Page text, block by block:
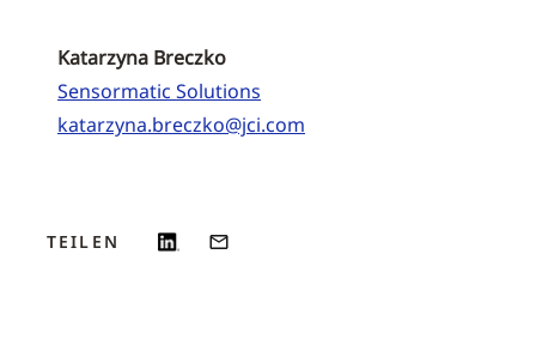
Katarzyna Breczko
Sensormatic Solutions
katarzyna.breczko@jci.com
TEILEN